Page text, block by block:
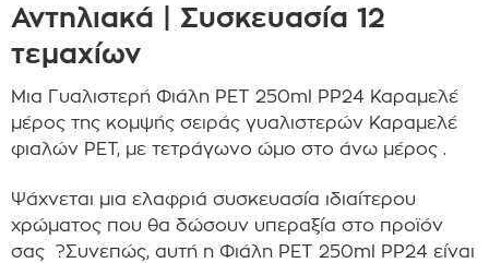
Αντηλιακά | Συσκευασία 12
τεμαχίων
Μια Γυαλιστερή Φιάλη PET 250ml PP24 Καραμελέ
μέρος της κομψής σειράς γυαλιστερών Καραμελέ
φιαλών PET, με τετράγωνο ώμο στο άνω μέρος .
Ψάχνεται μια ελαφριά συσκευασία ιδιαίτερου
χρώματος που θα δώσουν υπεραξία στο προϊόν
σας ?Συνεπώς, αυτή η Φιάλη PET 250ml PP24 είναι